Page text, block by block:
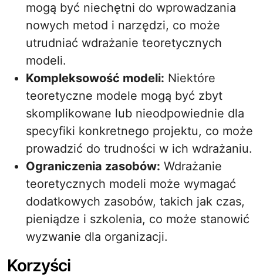
mogą być niechętni do wprowadzania
nowych metod i narzędzi, co może
utrudniać wdrażanie teoretycznych
modeli.
Kompleksowość modeli: Niektóre
teoretyczne modele mogą być zbyt
skomplikowane lub nieodpowiednie dla
specyfiki konkretnego projektu, co może
prowadzić do trudności w ich wdrażaniu.
Ograniczenia zasobów: Wdrażanie
teoretycznych modeli może wymagać
dodatkowych zasobów, takich jak czas,
pieniądze i szkolenia, co może stanowić
wyzwanie dla organizacji.
Korzyści